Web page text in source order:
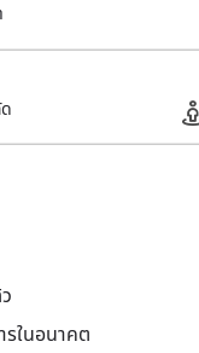
รในอนาคต